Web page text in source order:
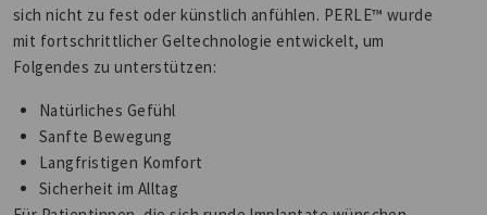
sich nicht zu fest oder künstlich anfühlen. PERLE™ wurde
mit fortschrittlicher Geltechnologie entwickelt, um
Folgendes zu unterstützen:
Natürliches Gefühl
Sanfte Bewegung
Langfristigen Komfort
Sicherheit im Alltag